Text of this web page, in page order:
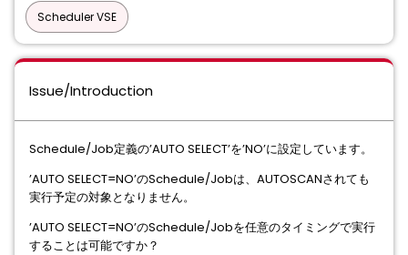
Scheduler VSE
Issue/Introduction
Schedule/Job定義の’AUTO SELECT’を’NO’に設定しています。
’AUTO SELECT=NO’のSchedule/Jobは、AUTOSCANされても
実行予定の対象となりません。
’AUTO SELECT=NO’のSchedule/Jobを任意のタイミングで実行
することは可能ですか？